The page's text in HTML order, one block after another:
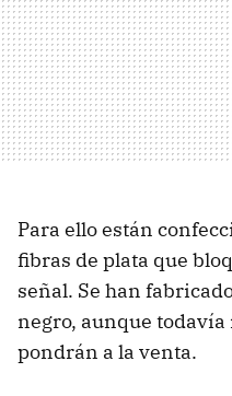
Para ello están
fibras de plata que
señal. Se han
negro, aunque todavía
pondrán a la venta.